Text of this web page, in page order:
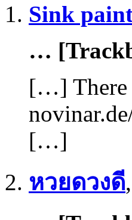
Sink
…
[…] There
[…]
หวยดวงดี,